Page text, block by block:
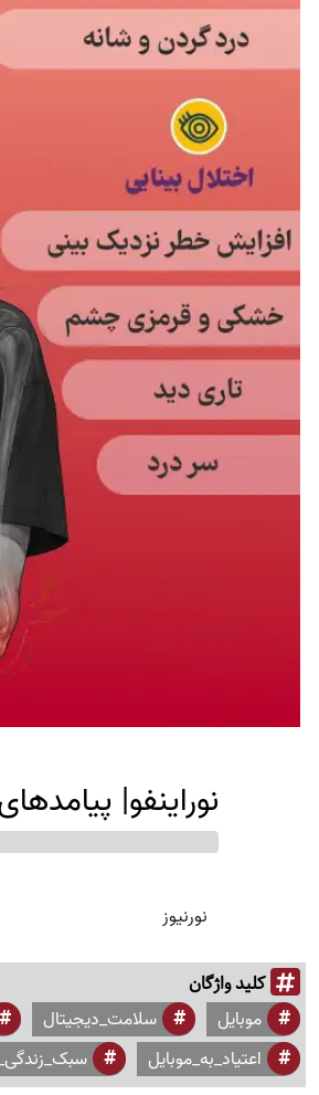
نوراینفو|
نورنیوز
کلید واژگان
موبایل سلامت_دیجیتال
اعتیاد_به_موبایل